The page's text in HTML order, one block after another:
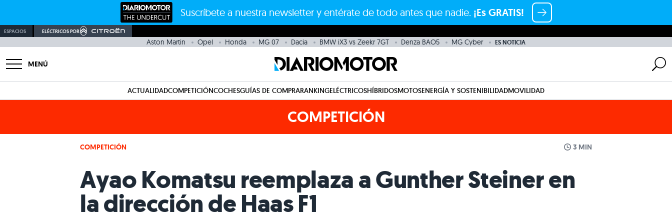
Suscríbete a nuestra newsletter y entérate de todo antes que nadie. ¡Es GRATIS!
ESPACIOS ELÉCTRICOS POR
Aston Martin Opel Honda MG 07 Dacia BMW iX3 vs Zeekr 7GT Denza BAO5 MG Cyber ES NOTICIA
MENÚ
ACTUALIDADCOMPETICIÓNCOCHESGUÍAS DE COMPRARANKINGELÉCTRICOSHÍBRIDOSMOTOSENERGÍA Y SOSTENIBILIDADMOVILIDAD
COMPETICIÓN
COMPETICIÓN 3 MIN
Ayao Komatsu reemplaza a Gunther Steiner en
la dirección de Haas F1